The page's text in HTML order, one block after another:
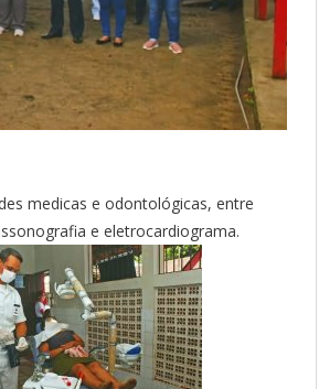
medicas e odontológicas, entre
e eletrocardiograma.